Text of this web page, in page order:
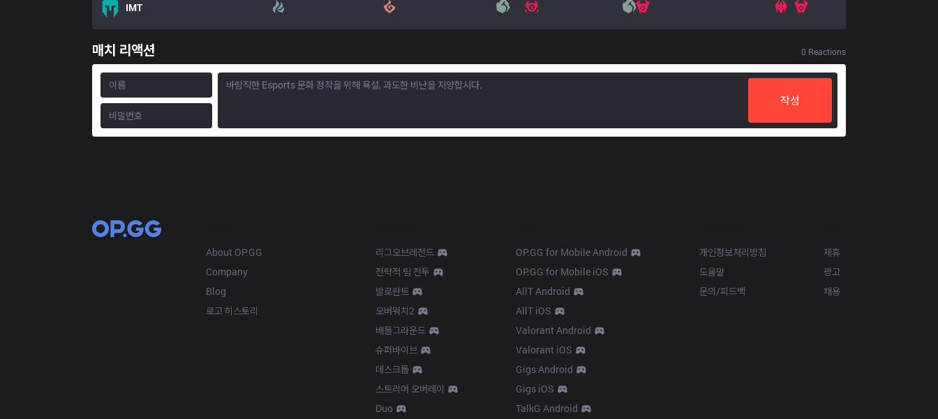
IMT
매치 리액션 0 Reactions
작성
About OP.GG
Company
Blog
로고 히스토리
리그오브레전드
전략적 팀 전투
발로란트
오버워치2
배틀그라운드
슈퍼바이브
데스크톱
스트리머 오버레이
Duo
OP.GG for Mobile Android
OP.GG for Mobile iOS
AllT Android
AllT iOS
Valorant Android
Valorant iOS
Gigs Android
Gigs iOS
TalkG Android
개인정보처리방침
도움말
문의/피드백
제휴
광고
채용